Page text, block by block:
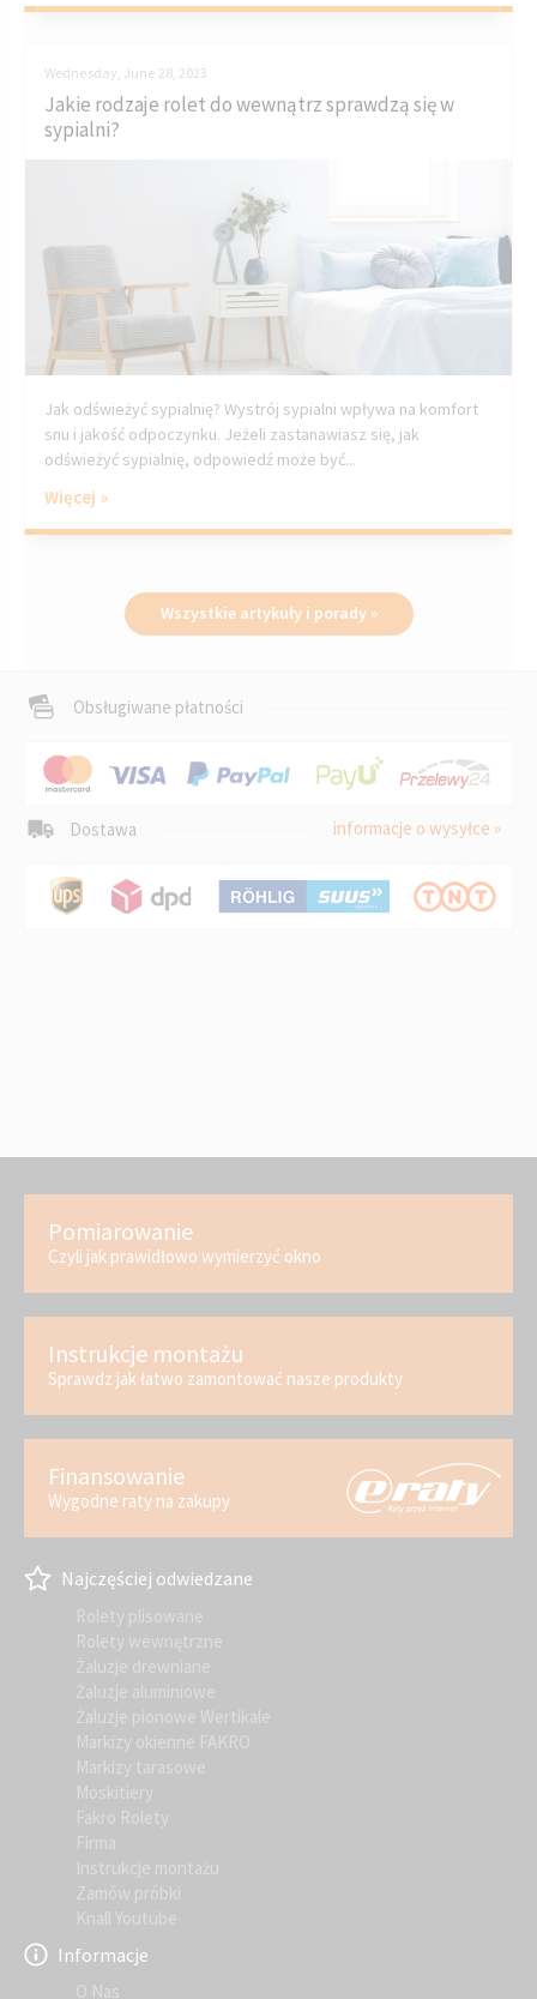
Wednesday, June 28, 2023
Jakie rodzaje rolet do wewnątrz sprawdzą się w
sypialni?
Jak odświeżyć sypialnię? Wystrój sypialni wpływa na komfort
snu i jakość odpoczynku. Jeżeli zastanawiasz się, jak
odświeżyć sypialnię, odpowiedź może być...
Więcej »
Wszystkie artykuły i porady »
Obsługiwane płatności
Dostawa informacje o wysyłce »
Pomiarowanie
Czyli jak prawidłowo wymierzyć okno
Instrukcje montażu
Sprawdz jak łatwo zamontować nasze produkty
Finansowanie
Wygodne raty na zakupy
Najczęściej odwiedzane
Rolety plisowane
Rolety wewnętrzne
Żaluzje drewniane
Żaluzje aluminiowe
Żaluzje pionowe Wertikale
Markizy okienne FAKRO
Markizy tarasowe
Moskitiery
Fakro Rolety
Firma
Instrukcje montażu
Zamów próbki
Knall Youtube
Informacje
O Nas